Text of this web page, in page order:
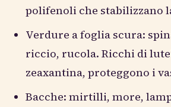
polifenoli che stabilizzano
Verdure a foglia scura:
riccio, rucola. Ricchi di
zeaxantina, proteggono i
Bacche: mirtilli, more,